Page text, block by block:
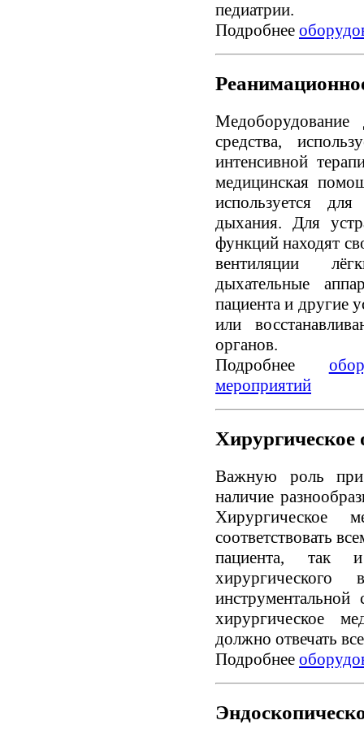
педиатрии.
Подробнее
средства,
интенсивной
медицинская
используется
дыхания. Для
функций находят
вентиляции
дыхательные
пациента и другие
или
органов.
Подробнее
мероприятий
Хирургическое
Важную роль при
наличие
Хирургическое
соответствовать
пациента, так
хирургического
инструментальной
хирургическое
должно отвечать
Подробнее